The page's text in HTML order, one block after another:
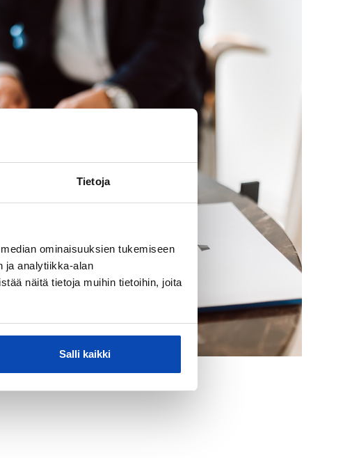
Tietoja
ominaisuuksien tukemiseen
ja analytiikka-alan
näitä tietoja muihin tietoihin, joita
Salli kaikki